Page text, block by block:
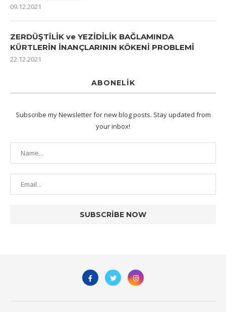
09.12.2021
ZERDÜŞTÎLİK ve YEZİDİLİK BAĞLAMINDA
KÜRTLERİN İNANÇLARININ KÖKENİ PROBLEMİ
22.12.2021
ABONELIK
Subscribe my Newsletter for new blog posts. Stay updated from
your inbox!